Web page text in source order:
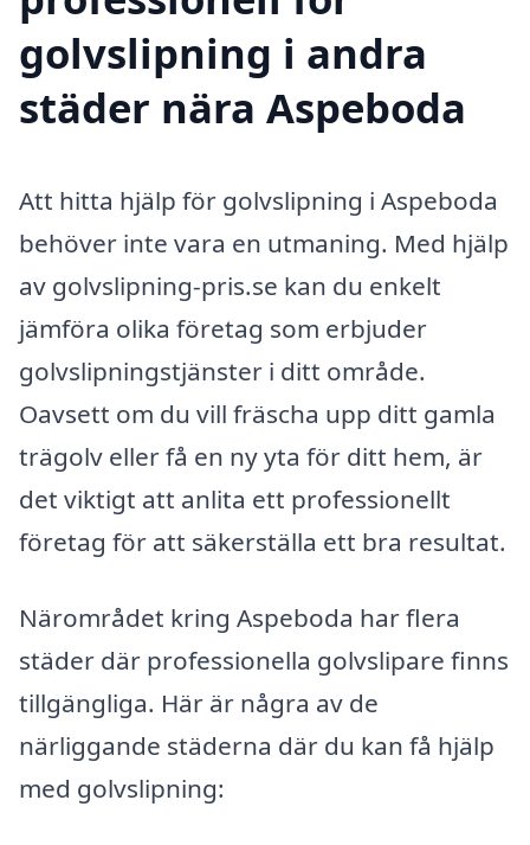
golvslipning i andra
städer nära Aspeboda
Att hitta hjälp för golvslipning i Aspeboda
behöver inte vara en utmaning. Med hjälp
av golvslipning-pris.se kan du enkelt
jämföra olika företag som erbjuder
golvslipningstjänster i ditt område.
Oavsett om du vill fräscha upp ditt gamla
trägolv eller få en ny yta för ditt hem, är
det viktigt att anlita ett professionellt
företag för att säkerställa ett bra resultat.
Närområdet kring Aspeboda har flera
städer där professionella golvslipare finns
tillgängliga. Här är några av de
närliggande städerna där du kan få hjälp
med golvslipning: